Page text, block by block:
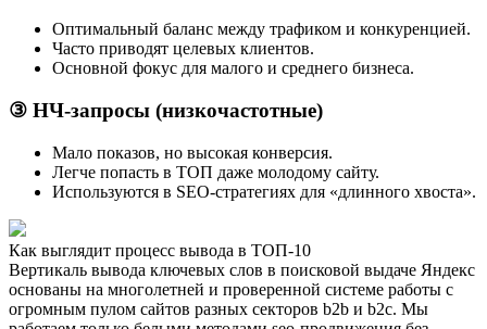
Оптимальный баланс между трафиком и конкуренцией.
Часто приводят целевых клиентов.
Основной фокус для малого и среднего бизнеса.
③ НЧ-запросы (низкочастотные)
Мало показов, но высокая конверсия.
Легче попасть в ТОП даже молодому сайту.
Используются в SEO-стратегиях для «длинного хвоста».
Как выглядит процесс вывода в ТОП-10
Вертикаль вывода ключевых слов в поисковой выдаче Яндекс
основаны на многолетней и проверенной системе работы с
огромным пулом сайтов разных секторов b2b и b2c. Мы